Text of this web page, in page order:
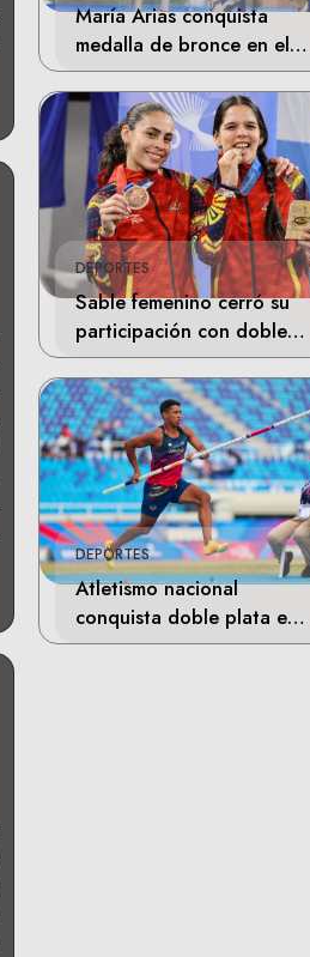
María Arias conquista
medalla de bronce en el
skateboarding de los
Juegos Centroamericanos
DEPORTES
Sable femenino cerró su
participación con doble
bronce en Santo Domingo
DEPORTES
Atletismo nacional
conquista doble plata en
Santo Domingo